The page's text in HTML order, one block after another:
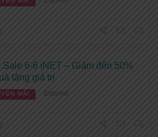
Sale 6-6 iNET – Giảm đến 50%
tặng giá trị
MÃI Expired